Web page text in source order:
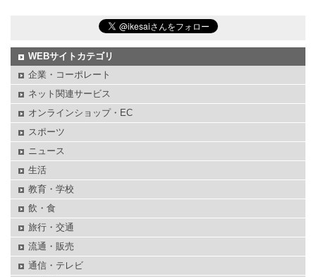
WEBサイトカテゴリ
企業・コーポレート
ネット関連サービス
オンラインショップ・EC
スポーツ
ニュース
生活
教育・学校
飲・食
旅行・交通
流通・販売
通信・テレビ